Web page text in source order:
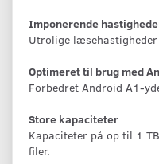
Imponerende
Utrolige
Optimeret til brug med
Forbedret Android A1-
Store kapaciteter
Kapaciteter på op til 1
filer.